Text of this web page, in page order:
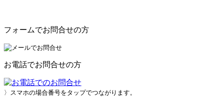
フォームでお問合せの方
お電話でお問合せの方
〉スマホの場合番号をタップでつながります。